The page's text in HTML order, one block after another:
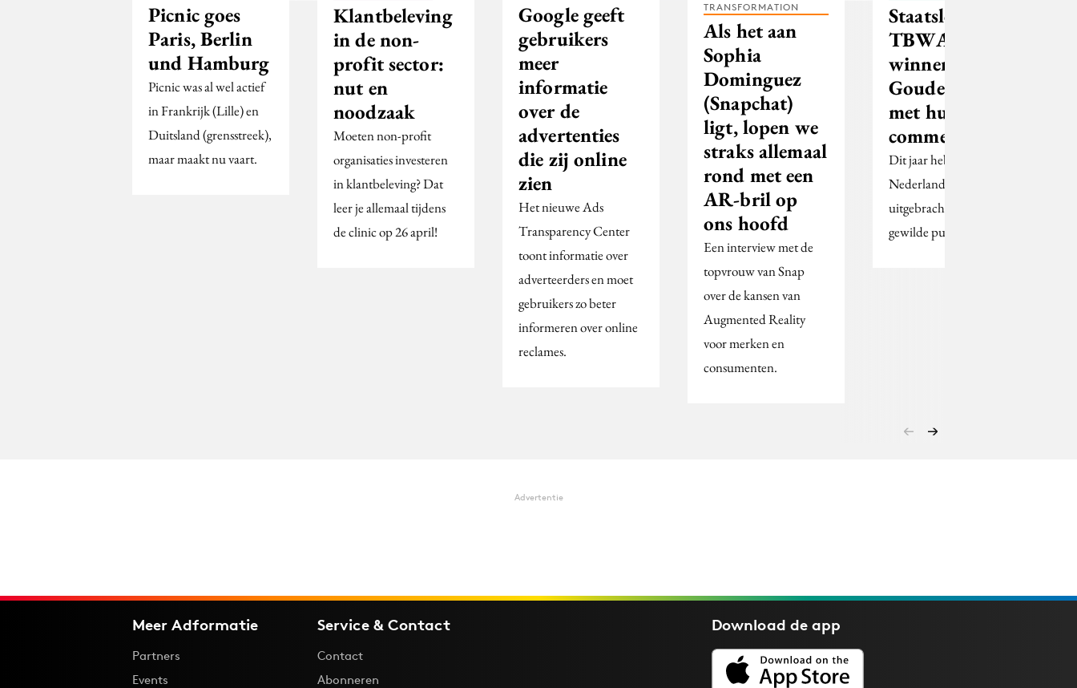
Picnic goes
Paris, Berlin
und Hamburg
Picnic was al wel actief
in Frankrijk (Lille) en
Duitsland (grensstreek),
maar maakt nu vaart.
Klantbeleving
in de non-
profit sector:
nut en
noodzaak
Moeten non-profit
organisaties investeren
in klantbeleving? Dat
leer je allemaal tijdens
de clinic op 26 april!
Google geeft
gebruikers
meer
informatie
over de
advertenties
die zij online
zien
Het nieuwe Ads
Transparency Center
toont informatie over
adverteerders en moet
gebruikers zo beter
informeren over online
reclames.
TRANSFORMATION
Als het aan
Sophia
Dominguez
(Snapchat)
ligt, lopen we
straks allemaal
rond met een
AR-bril op
ons hoofd
Een interview met de
topvrouw van Snap
over de kansen van
Augmented Reality
voor merken en
consumenten.
Staatsloterij en
TBWA
winnen
Gouden Loeki
met husky-
commercial
Dit jaar hebben 92.076
Nederlanders een stem
uitgebracht voor de
gewilde publieksprijs.
Advertentie
Meer Adformatie
Partners
Events
Service & Contact
Contact
Abonneren
Download deapp